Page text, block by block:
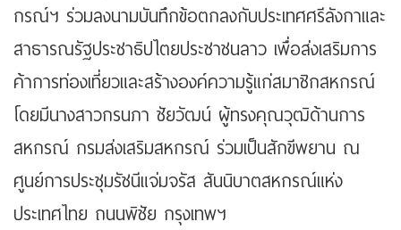
กรณ์ฯ ร่วมลงนามบันทึกข้อตกลงกับประเทศศรีลังกาและ
สาธารณรัฐประชาธิปไตยประชาชนลาว เพื่อส่งเสริมการ
ค้าการท่องเที่ยวและสร้างองค์ความรู้แก่สมาชิกสหกรณ์
โดยมีนางสาวกรนภา ชัยวัฒน์ ผู้ทรงคุณวุฒิด้านการ
สหกรณ์ กรมส่งเสริมสหกรณ์ ร่วมเป็นสักขีพยาน ณ
ศูนย์การประชุมรัชนีแจ่มจรัส สันนิบาตสหกรณ์แห่ง
ประเทศไทย ถนนพิชัย กรุงเทพฯ